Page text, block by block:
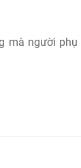
mà người